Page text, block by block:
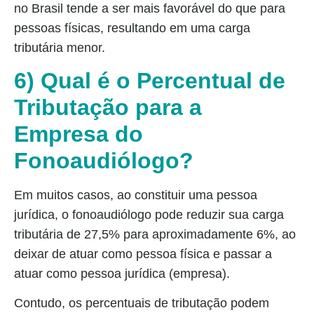
no Brasil tende a ser mais favorável do que para
pessoas físicas, resultando em uma carga
tributária menor.
6) Qual é o Percentual de
Tributação para a
Empresa do
Fonoaudiólogo?
Em muitos casos, ao constituir uma pessoa
jurídica, o fonoaudiólogo pode reduzir sua carga
tributária de 27,5% para aproximadamente 6%, ao
deixar de atuar como pessoa física e passar a
atuar como pessoa jurídica (empresa).
Contudo, os percentuais de tributação podem